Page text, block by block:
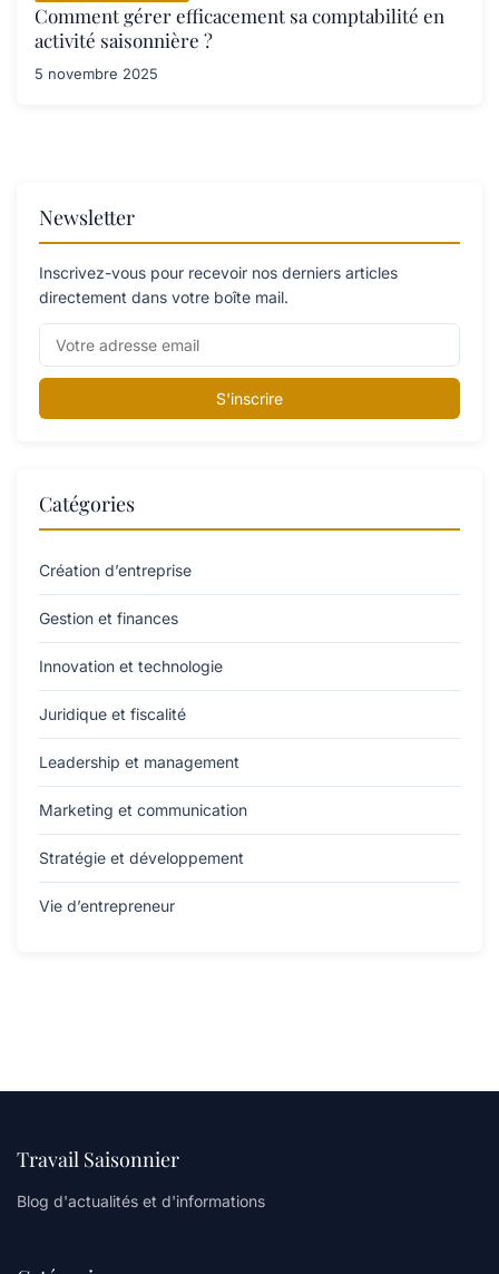
Comment gérer efficacement sa comptabilité en
activité saisonnière ?
5 novembre 2025
Newsletter
Inscrivez-vous pour recevoir nos derniers articles
directement dans votre boîte mail.
S'inscrire
Catégories
Création d’entreprise
Gestion et finances
Innovation et technologie
Juridique et fiscalité
Leadership et management
Marketing et communication
Stratégie et développement
Vie d’entrepreneur
Travail Saisonnier
Blog d'actualités et d'informations